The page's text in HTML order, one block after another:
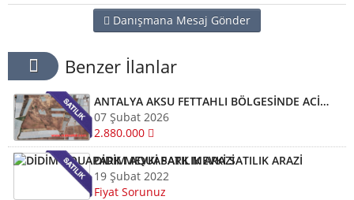
Danışmana Mesaj Gönder
Benzer İlanlar
ANTALYA AKSU FETTAHLI BÖLGESİNDE ACİL SATILIK TEK TAPU MÜSTAKİL TARLA
07 Şubat 2026
2.880.000
DİDİM AQUAPARK MEVKİ SATILIK ARAZİ
19 Şubat 2022
Fiyat Sorunuz